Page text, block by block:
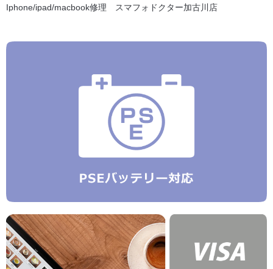
Iphone/ipad/macbook修理 スマフォドクター加古川店